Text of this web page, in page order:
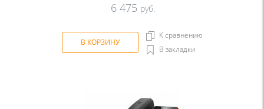
6 475 руб.
В КОРЗИНУ
К сравнению
В закладки